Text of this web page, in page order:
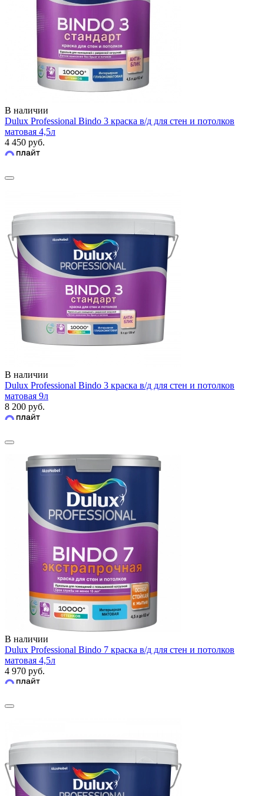
В наличии
Dulux Professional Bindo 3 краска в/д для стен и потолков
матовая 4,5л
4 450 руб.
В наличии
Dulux Professional Bindo 3 краска в/д для стен и потолков
матовая 9л
8 200 руб.
В наличии
Dulux Professional Bindo 7 краска в/д для стен и потолков
матовая 4,5л
4 970 руб.